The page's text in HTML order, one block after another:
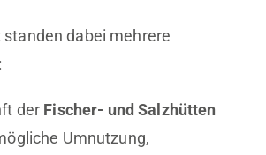
dabei mehrere
der Fischer- und Salzhütten
Umnutzung,